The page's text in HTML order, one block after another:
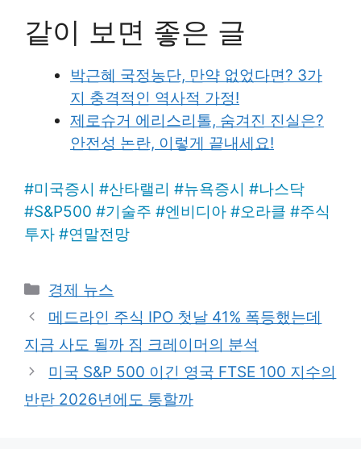
같이 보면 좋은 글
박근혜 국정농단, 만약 없었다면? 3가
지 충격적인 역사적 가정!
제로슈거 에리스리톨, 숨겨진 진실은?
안전성 논란, 이렇게 끝내세요!
#미국증시 #산타랠리 #뉴욕증시 #나스닥
#S&P500 #기술주 #엔비디아 #오라클 #주식
투자 #연말전망
Categories
경제 뉴스
메드라인 주식 IPO 첫날 41% 폭등했는데
지금 사도 될까 짐 크레이머의 분석
미국 S&P 500 이긴 영국 FTSE 100 지수의
반란 2026년에도 통할까